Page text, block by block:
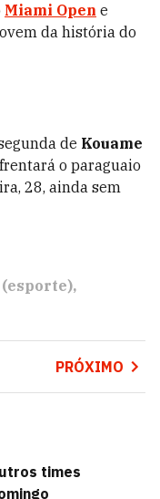
Miami Open e
da história do
de Kouame
o paraguaio
28, ainda sem
PRÓXIMO
times